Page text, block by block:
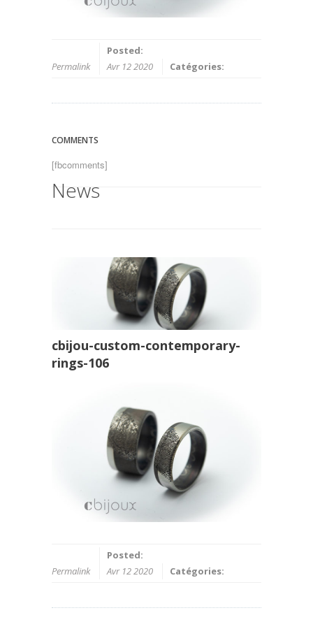
Permalink
Posted:
Avr 12 2020
Catégories:
COMMENTS
[fbcomments]
News
cbijou-custom-contemporary-
rings-106
Permalink
Posted:
Avr 12 2020
Catégories: